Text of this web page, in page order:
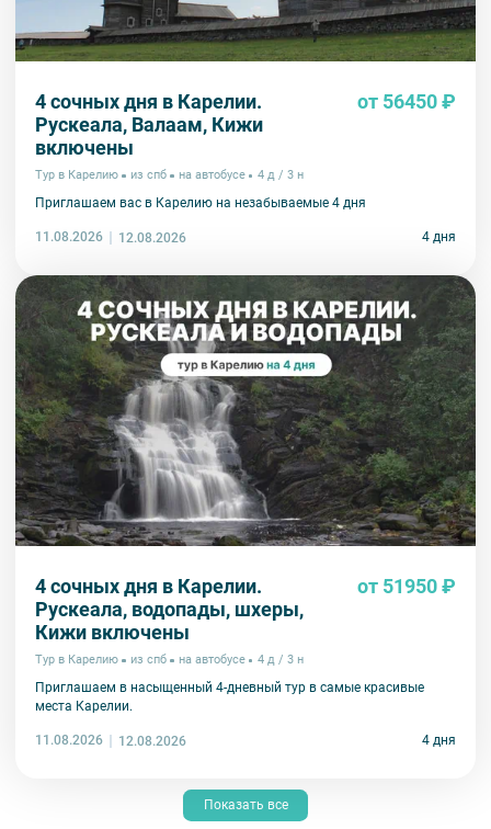
4 сочных дня в Карелии.
Рускеала, Валаам, Кижи
включены
от 56450 ₽
Тур в Карелию из спб на автобусе 4 д / 3 н
Приглашаем вас в Карелию на незабываемые 4 дня
11.08.2026 12.08.2026 4 дня
4 сочных дня в Карелии.
Рускеала, водопады, шхеры,
Кижи включены
от 51950 ₽
Тур в Карелию из спб на автобусе 4 д / 3 н
Приглашаем в насыщенный 4-дневный тур в самые красивые
места Карелии.
11.08.2026 12.08.2026 4 дня
Показать все